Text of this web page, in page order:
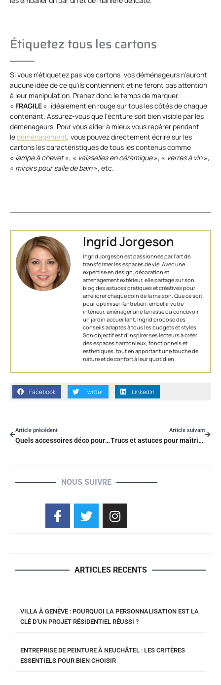
Étiquetez tous les cartons
Si vous n’étiquetez pas vos cartons, vos déménageurs n’auront
aucune idée de ce qu’ils contiennent et ne feront pas attention
à leur manipulation. Prenez donc le temps de marquer
« FRAGILE », idéalement en rouge sur tous les côtés de chaque
contenant. Assurez-vous que l’écriture soit bien visible par les
déménageurs. Pour vous aider à mieux vous repérer pendant
ledéménagement, vous pouvez directement écrire sur les
cartons les caractéristiques de tous les contenus comme
« lampe à chevet», « vaisselles en céramique», « verres à vin»,
« miroirs pour salle de bain», etc.
Ingrid Jorgeson
Ingrid Jorgeson est passionnée par l'art de
transformer les espaces de vie. Avec une
expertise en design, décoration et
aménagement extérieur, elle partage sur son
blog des astuces pratiques et créatives pour
améliorer chaque coin de la maison. Que ce soit
pour optimiser l’entretien, embellir votre
intérieur, aménager une terrasse ou concevoir
un jardin accueillant, Ingrid propose des
conseils adaptés à tous les budgets et styles.
Son objectif est d'inspirer ses lecteurs à créer
des espaces harmonieux, fonctionnels et
esthétiques, tout en apportant une touche de
nature et de confort à leur quotidien.
Facebook Twitter LinkedIn
Article précédent
Quels accessoires déco pour ajouter une touche nature et zen à votre maison et jardin ?
Article suivant
Trucs et astuces pour maîtriser l’usage de votre débroussailleuse
NOUS SUIVRE
ARTICLES RECENTS
VILLA À GENÈVE : POURQUOI LA PERSONNALISATION EST LA
CLÉ D’UN PROJET RÉSIDENTIEL RÉUSSI ?
ENTREPRISE DE PEINTURE À NEUCHÂTEL : LES CRITÈRES
ESSENTIELS POUR BIEN CHOISIR